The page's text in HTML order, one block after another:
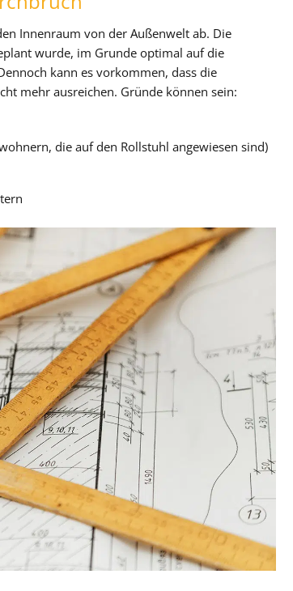
Innenraum von der Außenwelt ab. Die
wurde, im Grunde optimal auf die
kann es vorkommen, dass die
mehr ausreichen. Gründe können sein:
die auf den Rollstuhl angewiesen sind)